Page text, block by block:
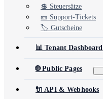
💲 Steuersätze
🎫 Support-Tickets
🏷️ Gutscheine
📊 Tenant Dashboard
🌐 Public Pages
🔌 API & Webhooks